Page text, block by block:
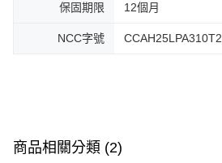
保固期限 12個月
NCC字號 CCAH25LPA310T2
商品相關分類 (2)